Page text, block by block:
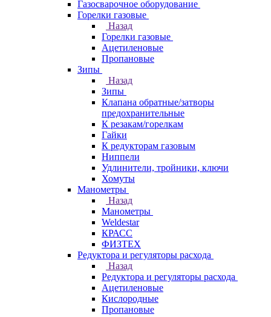
Газосварочное оборудование
Горелки газовые
Назад
Горелки газовые
Ацетиленовые
Пропановые
Зипы
Назад
Зипы
Клапана обратные/затворы
предохранительные
К резакам/горелкам
Гайки
К редукторам газовым
Ниппели
Удлинители, тройники, ключи
Хомуты
Манометры
Назад
Манометры
Weldestar
КРАСС
ФИЗТЕХ
Редуктора и регуляторы расхода
Назад
Редуктора и регуляторы расхода
Ацетиленовые
Кислородные
Пропановые